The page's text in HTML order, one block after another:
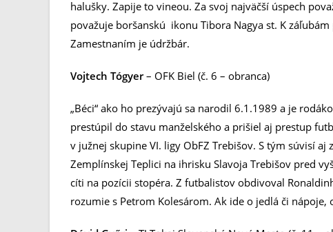
halušky. Zapije to vineou. Za svoj najväčší úspech
považuje boršanskú ikonu Tibora Nagya st. K
Zamestnaním je údržbár.
Vojtech Tógyer– OFK Biel (č. 6 – obranca)
„Béci“ ako ho prezývajú sa narodil 6.1.1989 a je
prestúpil do stavu manželského a prišiel aj prestup
v južnej skupine VI. ligy ObFZ Trebišov. S tým súvisí
Zemplínskej Teplici na ihrisku Slavoja Trebišov pred
cíti na pozícii stopéra. Z futbalistov obdivoval
rozumie s Petrom Kolesárom. Ak ide o jedlá či